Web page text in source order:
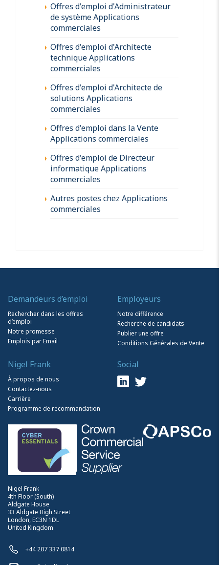
Offres d'emploi d'Administrateur
de système Applications
commerciales
Offres d'emploi d'Architecte
technique Applications
commerciales
Offres d'emploi d'Architecte de
solutions Applications
commerciales
Offres d'emploi dans la Vente
Applications commerciales
Offres d'emploi de Directeur
informatique Applications
commerciales
Autres postes chez Applications
commerciales
Nigel Frank
4th Floor (South)
Aldgate House
33 Aldgate High Street
London, EC3N 1DL
United Kingdom
+44 207 337 0814
Demandeurs d’emploi
Rechercher dans les offres
d’emploi
Notre promesse
Emplois par Email
Employeurs
Notre différence
Recherche de candidats
Publier une offre
Conditions Générales de Vente
Nigel Frank
À propos de nous
Contactez-nous
Carrière
Programme de recommandation
Social